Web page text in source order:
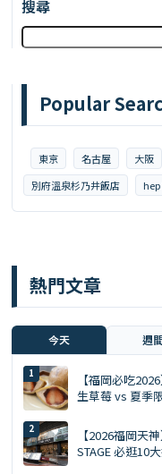
搜尋
Popular
東京 名古屋 大阪
別府溫泉杉乃井飯店
熱門文章
今天 週
【福岡必吃
生草莓 vs 夏季
【2026福岡天
STAGE 必逛10